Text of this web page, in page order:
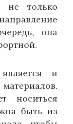
не только
она
и
носиться
быть из